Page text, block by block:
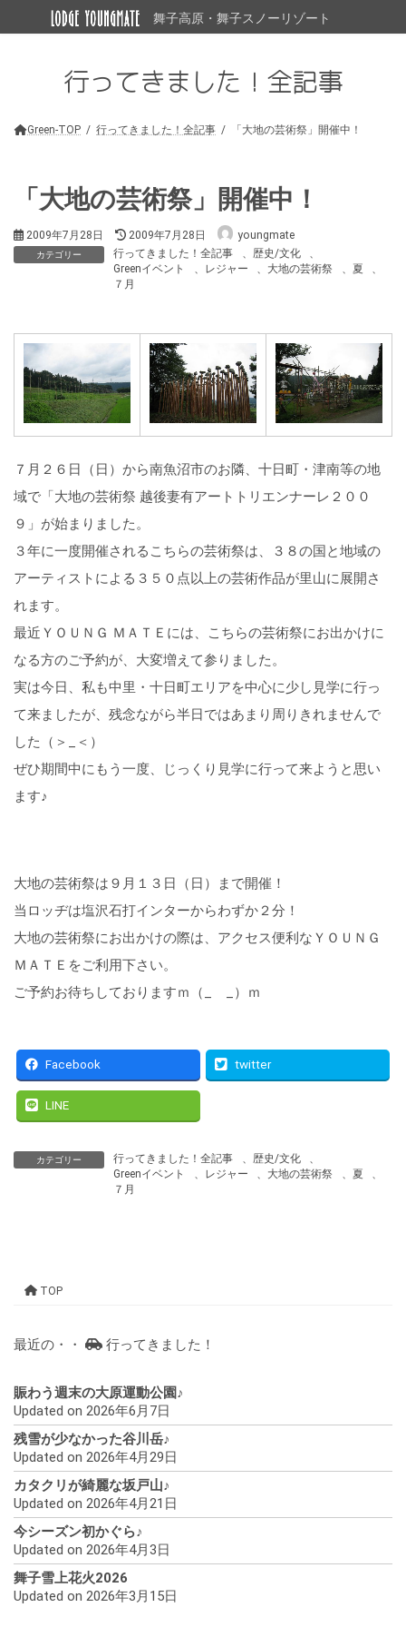
舞子高原・舞子スノーリゾート
行ってきました！全記事
Green-TOP 行ってきました！全記事 「大地の芸術祭」開催中！
「大地の芸術祭」開催中！
2009年7月28日
最
更
新
日
2009年7月28日 youngmate
カテゴリー 行ってきました！全記事 、 歴史/文化
、
Greenイベント
、 レジャー 、 大地の芸術祭 、 夏
、
７月
７月２６日（日）から南魚沼市のお隣、十日町・津南等の地
域で「大地の芸術祭 越後妻有アートトリエンナーレ２００
９」が始まりました。
３年に一度開催されるこちらの芸術祭は、３８の国と地域の
アーティストによる３５０点以上の芸術作品が里山に展開さ
れます。
最近ＹＯＵＮＧ ＭＡＴＥには、こちらの芸術祭にお出かけに
なる方のご予約が、大変増えて参りました。
実は今日、私も中里・十日町エリアを中心に少し見学に行っ
て来ましたが、残念ながら半日ではあまり周りきれませんで
した（＞_＜）
ぜひ期間中にもう一度、じっくり見学に行って来ようと思い
ます♪
大地の芸術祭は９月１３日（日）まで開催！
当ロッヂは塩沢石打インターからわずか２分！
大地の芸術祭にお出かけの際は、アクセス便利なＹＯＵＮＧ
ＭＡＴＥをご利用下さい。
ご予約お待ちしておりますｍ（_ _）ｍ
Facebook twitter
LINE
カテゴリー 行ってきました！全記事 、 歴史/文化
、
Greenイベント
、 レジャー 、 大地の芸術祭 、 夏
、
７月
TOP
最近の・・ 行ってきました！
賑わう週末の大原運動公園♪
Updated on 2026年6月7日
残雪が少なかった谷川岳♪
Updated on 2026年4月29日
カタクリが綺麗な坂戸山♪
Updated on 2026年4月21日
今シーズン初かぐら♪
Updated on 2026年4月3日
舞子雪上花火2026
Updated on 2026年3月15日